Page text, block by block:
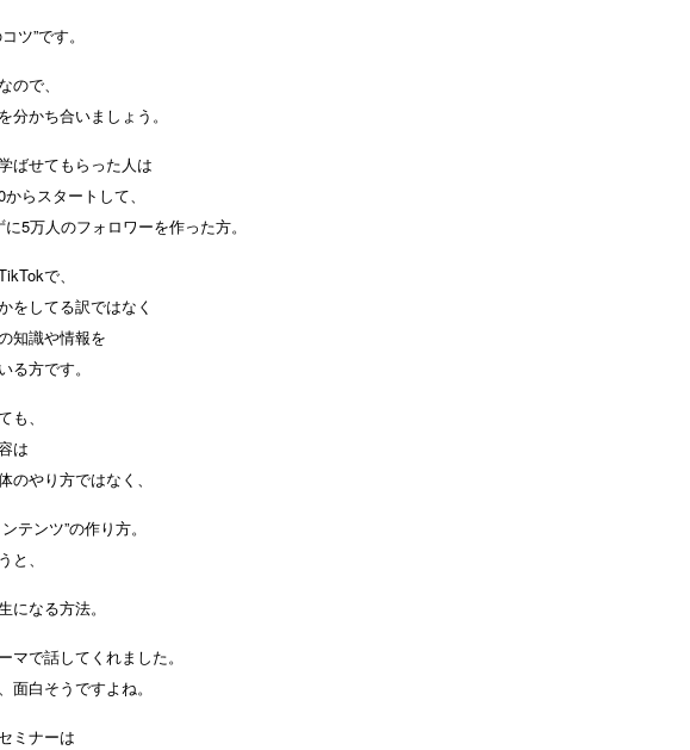
ツ”です。
ので、
分かち合いましょう。
ばせてもらった人は
らスタートして、
5万人のフォロワーを作った方。
で、
をしてる訳ではなく
知識や情報を
る方です。
も、
は
のやり方ではなく、
テンツ”の作り方。
と、
になる方法。
マで話してくれました。
面白そうですよね。
ミナーは